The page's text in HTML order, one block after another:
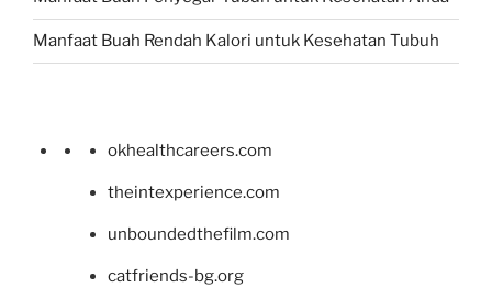
Manfaat Buah Rendah Kalori untuk Kesehatan Tubuh
okhealthcareers.com
theintexperience.com
unboundedthefilm.com
catfriends-bg.org